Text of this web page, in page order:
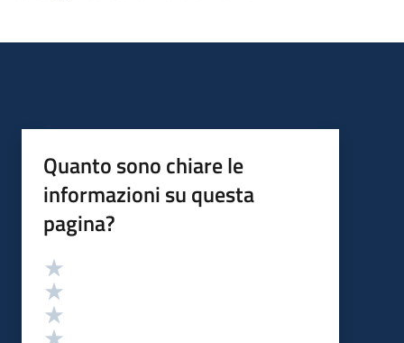
Quanto sono chiare le
informazioni su questa
pagina?
Valutazione